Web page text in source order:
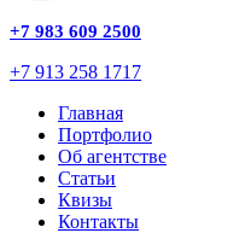
+7 983 609 2500
+7 913 258 1717
Главная
Портфолио
Об агентстве
Статьи
Квизы
Контакты